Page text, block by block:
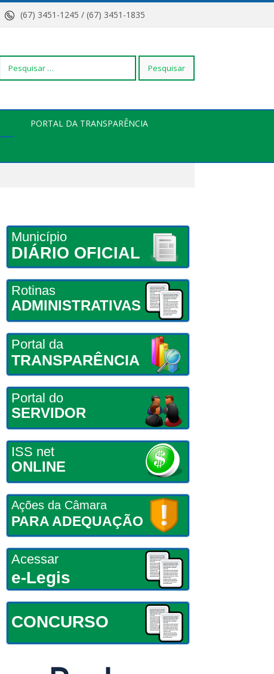
(67) 3451-1245 / (67) 3451-1835
Pesquisar
PORTAL DA TRANSPARÊNCIA
Município
DIÁRIO OFICIAL
Rotinas
ADMINISTRATIVAS
Portal da
TRANSPARÊNCIA
Portal do
SERVIDOR
ISS net
ONLINE
Ações da Câmara
PARA ADEQUAÇÃO
Acessar
e-Legis
CONCURSO